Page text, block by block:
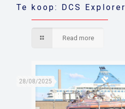
Te koop: DCS Explorer
Read more
28/08/2025